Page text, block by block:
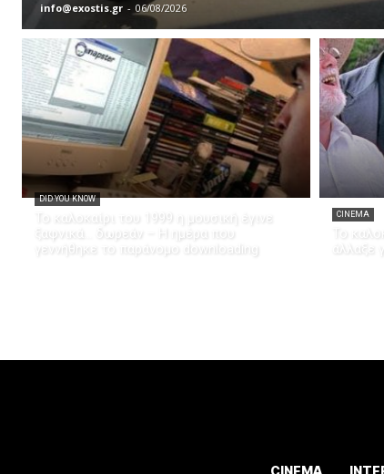
info@exostis.gr - 06/08/2026
DID YOU KNOW
Το καλοκαίρι του 1999 η μουσική έγινε
ξαφνικά… δωρεάν – Η ημέρα που
γεννήθηκε το παράνομο downloading
CINEMA
Το
άλλαξε